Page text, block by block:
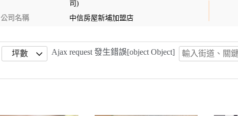
司)
公司名稱
中信房屋新埔加盟店
不動產經紀人證號
（91）北縣字第第505號
坪數 Ajax request 發生錯誤[object Object]